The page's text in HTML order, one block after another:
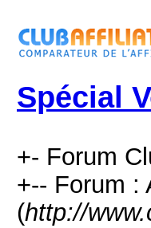
Spécial
+- Forum
+-- Forum :
(http://